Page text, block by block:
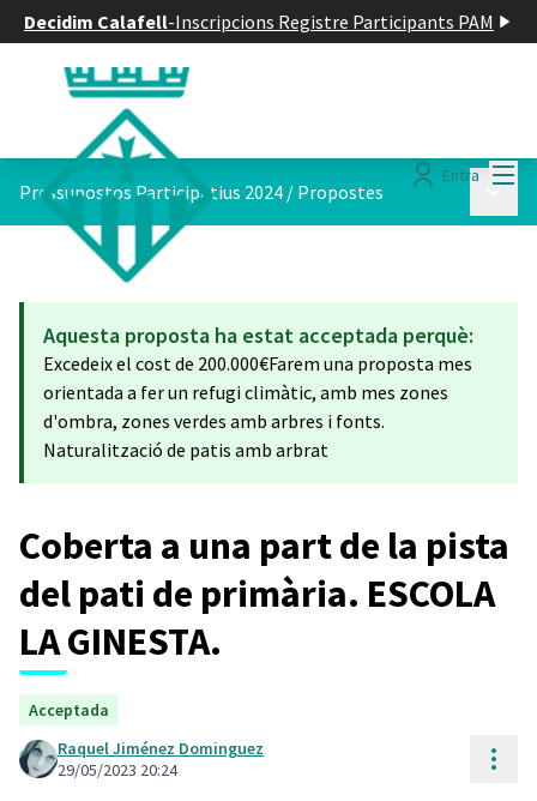
Decidim Calafell-Inscripcions Registre Participants PAM
Entra
Pressupostos Participatius 2024 / Propostes
Aquesta proposta ha estat acceptada perquè:
Excedeix el cost de 200.000€Farem una proposta mes
orientada a fer un refugi climàtic, amb mes zones
d'ombra, zones verdes amb arbres i fonts.
Naturalització de patis amb arbrat
Coberta a una part de la pista
del pati de primària. ESCOLA
LA GINESTA.
Acceptada
Raquel Jiménez Dominguez
29/05/2023 20:24